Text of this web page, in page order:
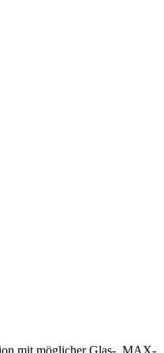
mit möglicher Glas-, MAX-